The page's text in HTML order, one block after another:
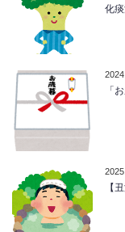
化痰
「
【